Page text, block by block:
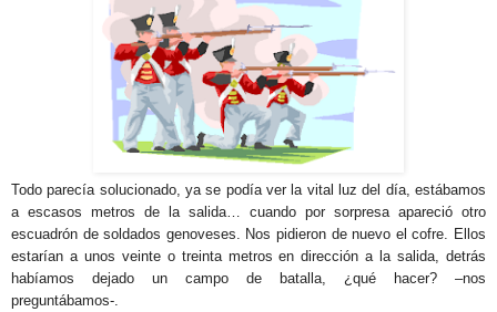
Todo parecía solucionado, ya se podía ver la vital luz del día, estábamos
a escasos metros de la salida… cuando por sorpresa apareció otro
escuadrón de soldados genoveses. Nos pidieron de nuevo el cofre. Ellos
estarían a unos veinte o treinta metros en dirección a la salida, detrás
habíamos dejado un campo de batalla, ¿qué hacer? –nos
preguntábamos-.